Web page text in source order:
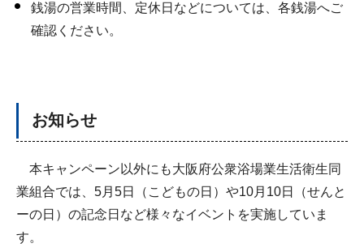
銭湯の営業時間、定休日などについては、各銭湯へご
確認ください。
お知らせ
本キャンペーン以外にも大阪府公衆浴場業生活衛生同
業組合では、5月5日（こどもの日）や10月10日（せんと
ーの日）の記念日など様々なイベントを実施していま
す。